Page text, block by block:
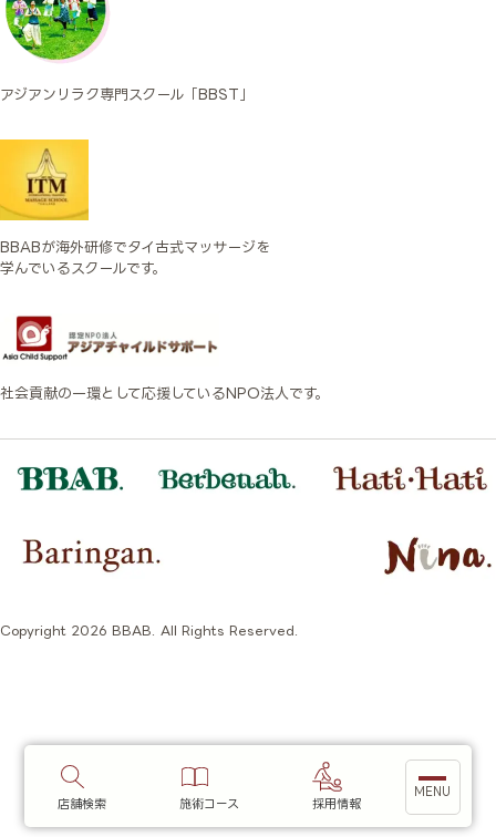
店舗検索 施術コース 採用情報
アジアンリラク専門スクール「BBST」
BBABが海外研修でタイ古式マッサージを
学んでいるスクールです。
社会貢献の一環として応援しているNPO法人です。
Copyright 2026 BBAB. All Rights Reserved.